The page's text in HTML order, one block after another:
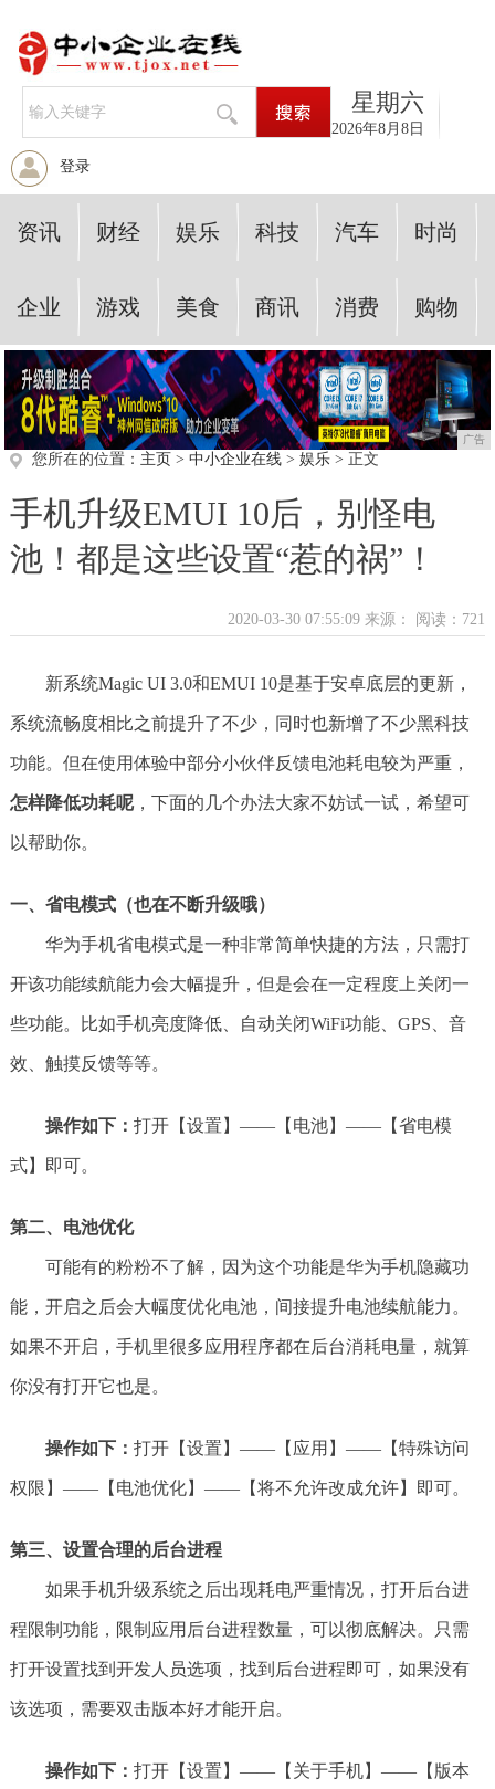
星期六
2026年8月8日
登录
资讯 财经 娱乐 科技 汽车 时尚
企业 游戏 美食 商讯 消费 购物
广告
您所在的位置： 主页 > 中小企业在线> 娱乐> 正文
手机升级EMUI 10后，别怪电
池！都是这些设置“惹的祸”！
2020-03-30 07:55:09 来源： 阅读：721
新系统Magic UI 3.0和EMUI 10是基于安卓底层的更新，
系统流畅度相比之前提升了不少，同时也新增了不少黑科技
功能。但在使用体验中部分小伙伴反馈电池耗电较为严重，
怎样降低功耗呢，下面的几个办法大家不妨试一试，希望可
以帮助你。
一、省电模式（也在不断升级哦）
华为手机省电模式是一种非常简单快捷的方法，只需打
开该功能续航能力会大幅提升，但是会在一定程度上关闭一
些功能。比如手机亮度降低、自动关闭WiFi功能、GPS、音
效、触摸反馈等等。
操作如下： 打开【设置】——【电池】——【省电模
式】即可。
第二、电池优化
可能有的粉粉不了解，因为这个功能是华为手机隐藏功
能，开启之后会大幅度优化电池，间接提升电池续航能力。
如果不开启，手机里很多应用程序都在后台消耗电量，就算
你没有打开它也是。
操作如下： 打开【设置】——【应用】——【特殊访问
权限】——【电池优化】——【将不允许改成允许】即可。
第三、设置合理的后台进程
如果手机升级系统之后出现耗电严重情况，打开后台进
程限制功能，限制应用后台进程数量，可以彻底解决。只需
打开设置找到开发人员选项，找到后台进程即可，如果没有
该选项，需要双击版本好才能开启。
操作如下： 打开【设置】——【关于手机】——【版本